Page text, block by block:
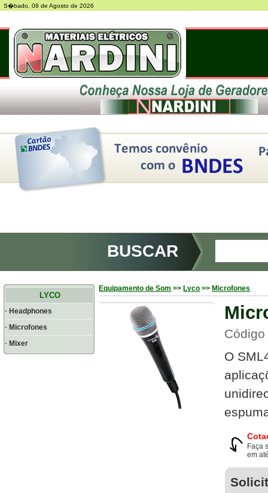
S�bado, 08 de Agosto de 2026
BUSCAR
LYCO
· Headphones
· Microfones
· Mixer
Equipamento de Som >> Lyco >> Microfones
O
Faça
em